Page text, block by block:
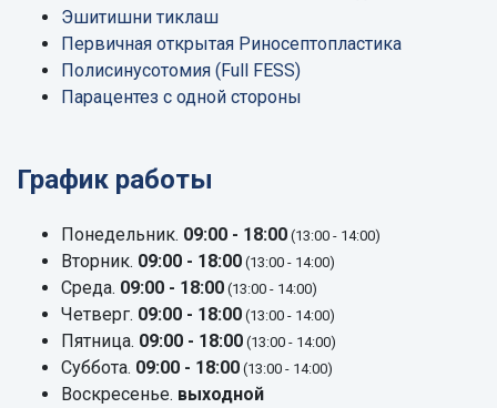
Эшитишни тиклаш
Первичная открытая Риносептопластика
Полисинусотомия (Full FESS)
Парацентез с одной стороны
График работы
Понедельник. 09:00 - 18:00 (13:00 - 14:00)
Вторник. 09:00 - 18:00 (13:00 - 14:00)
Среда. 09:00 - 18:00 (13:00 - 14:00)
Четверг. 09:00 - 18:00 (13:00 - 14:00)
Пятница. 09:00 - 18:00 (13:00 - 14:00)
Суббота. 09:00 - 18:00 (13:00 - 14:00)
Воскресенье. выходной